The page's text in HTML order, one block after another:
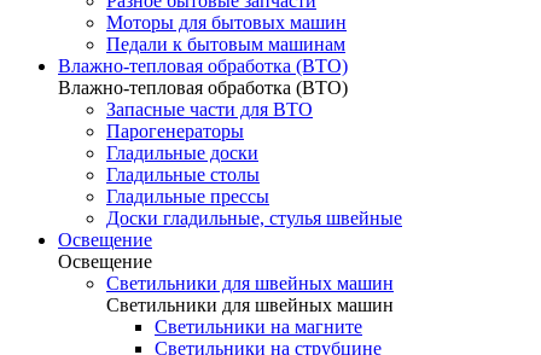
Моторы для бытовых машин
Педали к бытовым машинам
Влажно-тепловая обработка (ВТО)
Влажно-тепловая обработка (ВТО)
Запасные части для ВТО
Парогенераторы
Гладильные доски
Гладильные столы
Гладильные прессы
Доски гладильные, стулья швейные
Освещение
Освещение
Светильники для швейных машин
Светильники для швейных машин
Светильники на магните
Светильники на струбцине